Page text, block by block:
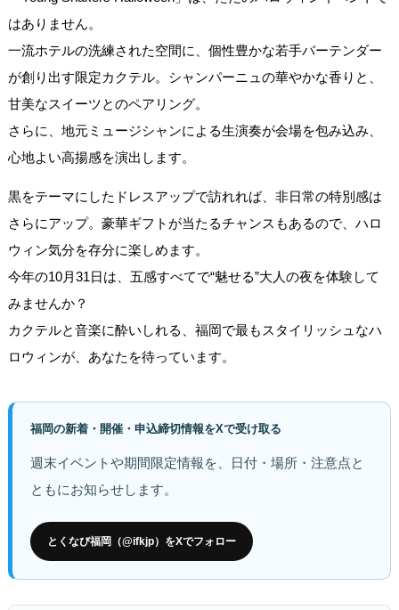
はありません。
一流ホテルの洗練された空間に、個性豊かな若手バーテンダー
が創り出す限定カクテル。シャンパーニュの華やかな香りと、
甘美なスイーツとのペアリング。
さらに、地元ミュージシャンによる生演奏が会場を包み込み、
心地よい高揚感を演出します。
黒をテーマにしたドレスアップで訪れれば、非日常の特別感は
さらにアップ。豪華ギフトが当たるチャンスもあるので、ハロ
ウィン気分を存分に楽しめます。
今年の10月31日は、五感すべてで“魅せる”大人の夜を体験して
みませんか？
カクテルと音楽に酔いしれる、福岡で最もスタイリッシュなハ
ロウィンが、あなたを待っています。
福岡の新着・開催・申込締切情報をXで受け取る
週末イベントや期間限定情報を、日付・場所・注意点と
ともにお知らせします。
とくなび福岡（@ifkjp）をXでフォロー